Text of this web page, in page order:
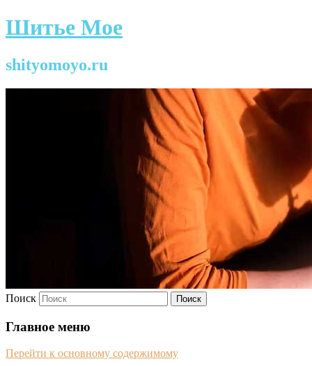
Шитье Мое
shityomoyo.ru
Поиск
Главное меню
Перейти к основному содержимому